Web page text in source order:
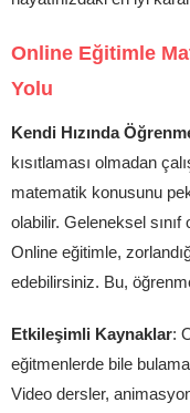
Online Eğitimle
Yolu
Kendi Hızında
kısıtlaması olmadan
matematik konusunu
olabilir. Geleneksel
Online eğitimle,
edebilirsiniz. Bu,
Etkileşimli Kaynaklar:
eğitmenlerde bile
Video dersler,